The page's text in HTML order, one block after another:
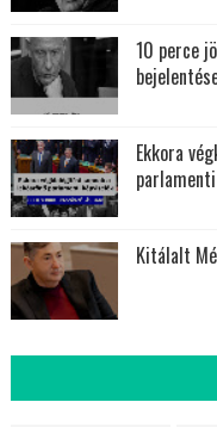
10 perce
Ekkora
Kitálalt